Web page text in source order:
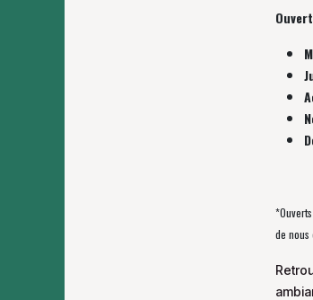
de nous